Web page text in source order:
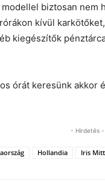
biztosan nem
kívül
kiegészítők
órát keresünk akkor
- Hirdetés -
Hollandia Iris